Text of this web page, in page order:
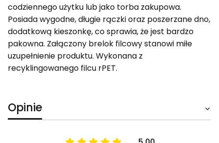
codziennego użytku lub jako torba zakupowa.
Posiada wygodne, długie rączki oraz poszerzane dno,
dodatkową kieszonkę, co sprawia, że jest bardzo
pakowna. Załączony brelok filcowy stanowi miłe
uzupełnienie produktu. Wykonana z
recyklingowanego filcu rPET.
Opinie